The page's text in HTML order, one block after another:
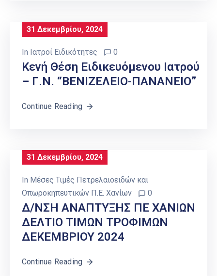
31 Δεκεμβρίου, 2024
In Ιατροί Ειδικότητες 0
Κενή Θέση Ειδικευόμενου Ιατρού
– Γ.Ν. “ΒΕΝΙΖΕΛΕΙΟ-ΠΑΝΑΝΕΙΟ”
Continue Reading
31 Δεκεμβρίου, 2024
In Μέσες Τιμές Πετρελαιοειδών και
Οπωροκηπευτικών Π.Ε. Χανίων
0
Δ/ΝΣΗ ΑΝΑΠΤΥΞΗΣ ΠΕ ΧΑΝΙΩΝ
ΔΕΛΤΙΟ ΤΙΜΩΝ ΤΡΟΦΙΜΩΝ
ΔΕΚΕΜΒΡΙΟΥ 2024
Continue Reading